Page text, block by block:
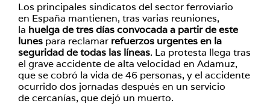
Los principales sindicatos del sector ferroviario
en España mantienen, tras varias reuniones,
la huelga de tres días convocada a partir de este
lunes para reclamar refuerzos urgentes en la
seguridad de todas las líneas. La protesta llega tras
el grave accidente de alta velocidad en Adamuz,
que se cobró la vida de 46 personas, y el accidente
ocurrido dos jornadas después en un servicio
de cercanías, que dejó un muerto.